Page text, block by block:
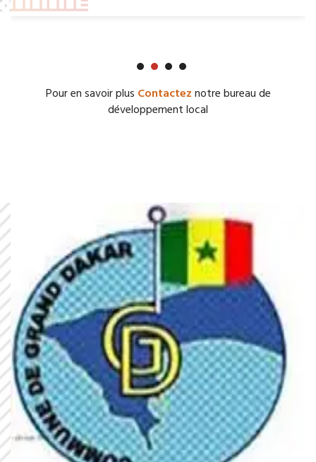
Pour en savoir plus Contacteznotre bureau de
développement local